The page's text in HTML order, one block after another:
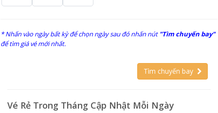
* Nhấn vào ngày bất kỳ để chọn ngày sau đó nhấn nút "Tìm chuyến bay"
để tìm giá vé mới nhất.
Tìm chuyến bay
Vé Rẻ Trong Tháng Cập Nhật Mỗi Ngày